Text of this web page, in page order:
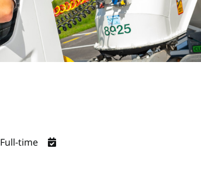
Full-time